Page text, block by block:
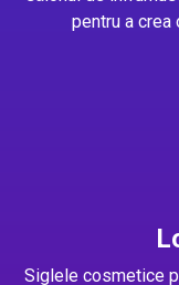
pentru a crea
Siglele cosmetice